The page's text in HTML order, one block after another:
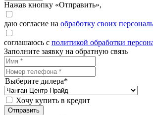
Нажав кнопку «Отправить»,
даю согласие на обработку своих
соглашаюсь с политикой обработки
Заполните заявку на обратную связь
Выберите дилера*
Хочу купить в кредит
Отправить